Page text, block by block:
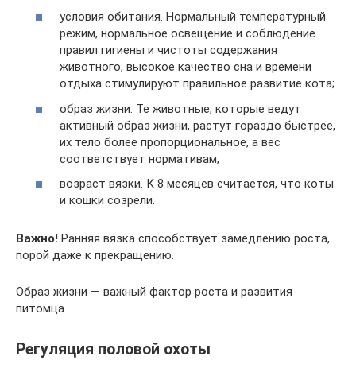
условия обитания. Нормальный температурный
режим, нормальное освещение и соблюдение
правил гигиены и чистоты содержания
животного, высокое качество сна и времени
отдыха стимулируют правильное развитие кота;
образ жизни. Те животные, которые ведут
активный образ жизни, растут гораздо быстрее,
их тело более пропорциональное, а вес
соответствует нормативам;
возраст вязки. К 8 месяцев считается, что коты
и кошки созрели.
Важно! Ранняя вязка способствует замедлению роста,
порой даже к прекращению.
Образ жизни — важный фактор роста и развития
питомца
Регуляция половой охоты